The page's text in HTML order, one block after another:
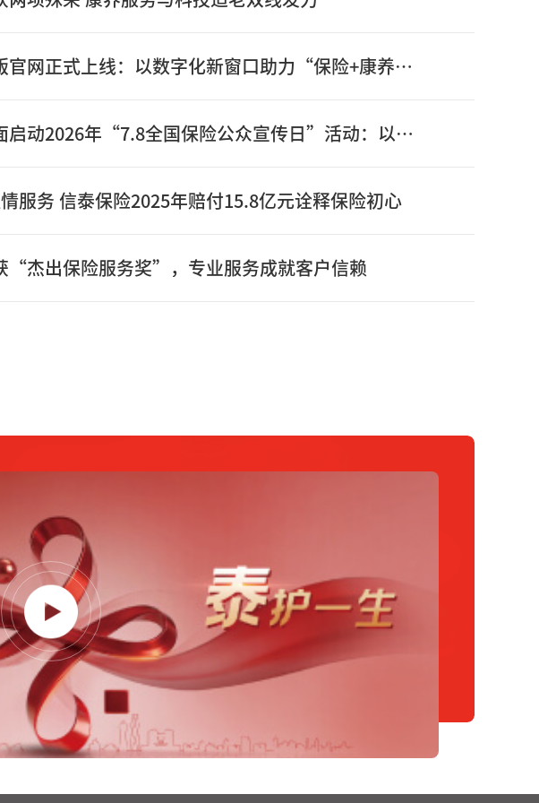
信泰保险新版官网正式上线：以数字化新窗口助力“保险+康养”高质量发展
信泰保险全面启动2026年“7.8全国保险公众宣传日”活动：以奋进姿态书写“十五五”开局之年保险答卷
服务 信泰保险2025年赔付15.8亿元诠释保险初心
“杰出保险服务奖”，专业服务成就客户信赖